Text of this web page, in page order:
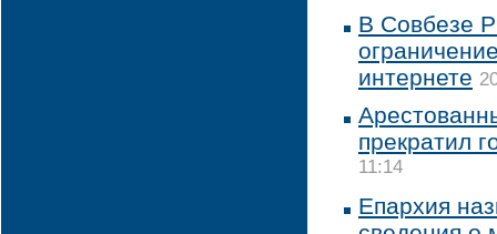
В Совбезе
интернете
прекратил
11:14
Епархия